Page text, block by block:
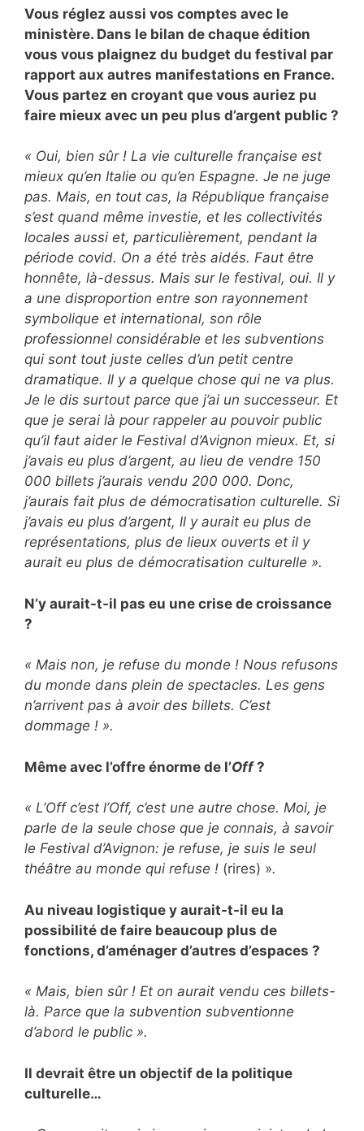
Vous réglez aussi vos comptes avec le
ministère. Dans le bilan de chaque édition
vous vous plaignez du budget du festival par
rapport aux autres manifestations en France.
Vous partez en croyant que vous auriez pu
faire mieux avec un peu plus d’argent public ?
« Oui, bien sûr ! La vie culturelle française est
mieux qu’en Italie ou qu’en Espagne. Je ne juge
pas. Mais, en tout cas, la République française
s’est quand même investie, et les collectivités
locales aussi et, particulièrement, pendant la
période covid. On a été très aidés. Faut être
honnête, là-dessus. Mais sur le festival, oui. Il y
a une disproportion entre son rayonnement
symbolique et international, son rôle
professionnel considérable et les subventions
qui sont tout juste celles d’un petit centre
dramatique. Il y a quelque chose qui ne va plus.
Je le dis surtout parce que j’ai un successeur. Et
que je serai là pour rappeler au pouvoir public
qu’il faut aider le Festival d’Avignon mieux. Et, si
j’avais eu plus d’argent, au lieu de vendre 150
000 billets j’aurais vendu 200 000. Donc,
j’aurais fait plus de démocratisation culturelle. Si
j’avais eu plus d’argent, ll y aurait eu plus de
représentations, plus de lieux ouverts et il y
aurait eu plus de démocratisation culturelle ».
N’y aurait-t-il pas eu une crise de croissance
?
« Mais non, je refuse du monde ! Nous refusons
du monde dans plein de spectacles. Les gens
n’arrivent pas à avoir des billets. C’est
dommage ! ».
Même avec l’offre énorme de l’Off?
« L’Off c’est l’Off, c’est une autre chose. Moi, je
parle de la seule chose que je connais, à savoir
le Festival d’Avignon: je refuse, je suis le seul
théâtre au monde qui refuse ! (rires) ».
Au niveau logistique y aurait-t-il eu la
possibilité de faire beaucoup plus de
fonctions, d’aménager d’autres d’espaces ?
« Mais, bien sûr ! Et on aurait vendu ces billets-
là. Parce que la subvention subventionne
d’abord le public ».
Il devrait être un objectif de la politique
culturelle…